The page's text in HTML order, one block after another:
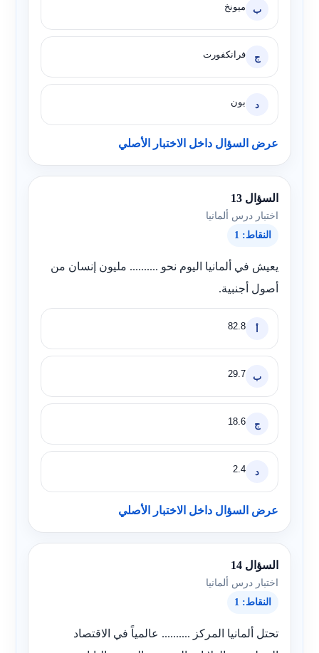
ب ميونخ
ج فرانكفورت
د بون
عرض السؤال داخل الاختبار الأصلي
السؤال 13
اختبار درس ألمانيا
النقاط: 1
يعيش في ألمانيا اليوم نحو .......... مليون إنسان من
أصول أجنبية.
أ 82.8
ب 29.7
ج 18.6
د 2.4
عرض السؤال داخل الاختبار الأصلي
السؤال 14
اختبار درس ألمانيا
النقاط: 1
تحتل ألمانيا المركز .......... عالمياً في الاقتصاد